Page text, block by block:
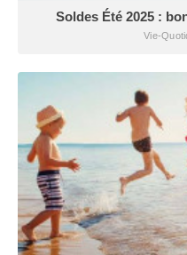
Soldes Été 2025 :
Vie-